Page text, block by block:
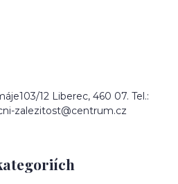
12 Liberec, 460 07. Tel.:
zalezitost@centrum.cz